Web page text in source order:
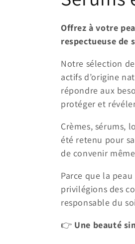
o
l
l
e
c
t
i
o
n
Offrez à votre
respectueuse de
Notre sélection
actifs d’origine
répondre aux
protéger et
Crèmes, sérums,
été retenu pour
de convenir
Parce que la
privilégions des
responsable du
👉 Une beauté